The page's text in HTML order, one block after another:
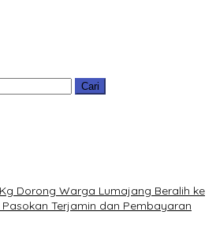
Dorong Warga Lumajang Beralih ke
Pasokan Terjamin dan Pembayaran